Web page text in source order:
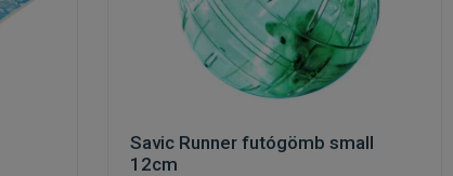
Savic Runner futógömb small
12cm